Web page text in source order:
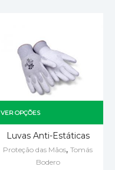
VER OPÇÕES
Luvas Anti-Estáticas
Proteção das Mãos,Tomás
Bodero